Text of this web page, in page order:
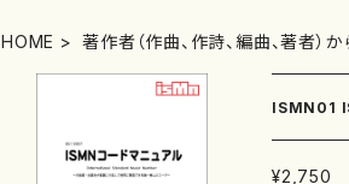
HOME 著作者（作曲、作詩、編曲、著者）か
¥2,750